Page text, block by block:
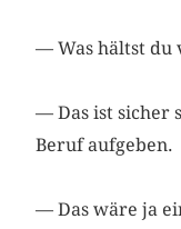
— Was hältst du
— Das ist sicher
Beruf aufgeben.
— Das wäre ja